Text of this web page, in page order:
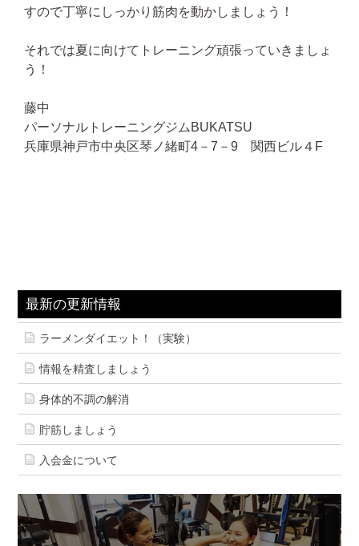
すので丁寧にしっかり筋肉を動かしましょう！
それでは夏に向けてトレーニング頑張っていきましょ
う！
藤中
パーソナルトレーニングジムBUKATSU
兵庫県神戸市中央区琴ノ緒町4－7－9 関西ビル４F
最新の更新情報
ラーメンダイエット！（実験）
情報を精査しましょう
身体的不調の解消
貯筋しましょう
入会金について